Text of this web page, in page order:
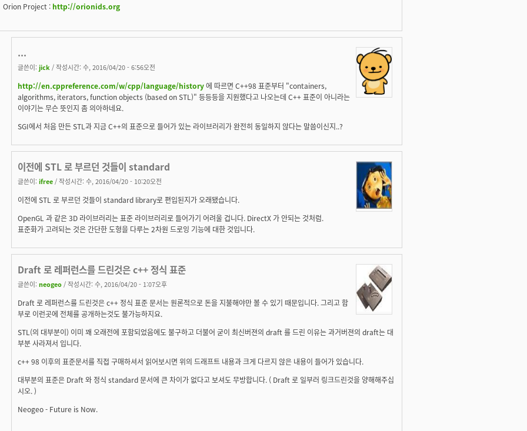
Orion Project : http://orionids.org
...
글쓴이: jick / 작성시간: 수, 2016/04/20 - 6:56오전
http://en.cppreference.com/w/cpp/language/history에 따르면 C++98 표준부터 "containers,
algorithms, iterators, function objects (based on STL)" 등등등을 지원했다고 나오는데 C++ 표준이 아니라는
이야기는 무슨 뜻인지 좀 의아하네요.
SGI에서 처음 만든 STL과 지금 C++의 표준으로 들어가 있는 라이브러리가 완전히 동일하지 않다는 말씀이신지..?
이전에 STL 로 부르던 것들이 standard
글쓴이: ifree / 작성시간: 수, 2016/04/20 - 10:20오전
이전에 STL 로 부르던 것들이 standard library로 편입된지가 오래됐습니다.
OpenGL 과 같은 3D 라이브러리는 표준 라이브러리로 들어가기 어려울 겁니다. DirectX 가 안되는 것처럼.
표준화가 고려되는 것은 간단한 도형을 다루는 2차원 드로잉 기능에 대한 것입니다.
Draft 로 레퍼런스를 드린것은 c++ 정식 표준
글쓴이: neogeo / 작성시간: 수, 2016/04/20 - 1:07오후
Draft 로 레퍼런스를 드린것은 c++ 정식 표준 문서는 원론적으로 돈을 지불해야만 볼 수 있기 때문입니다. 그리고 함
부로 이런곳에 전체를 공개하는것도 불가능하지요.
STL(의 대부분이) 이미 꽤 오래전에 포함되었음에도 불구하고 더불어 굳이 최신버젼의 draft 를 드린 이유는 과거버젼의 draft는 대
부분 사라져서 입니다.
c++ 98 이후의 표준문서를 직접 구매하셔서 읽어보시면 위의 드래프트 내용과 크게 다르지 않은 내용이 들어가 있습니다.
대부분의 표준은 Draft 와 정식 standard 문서에 큰 차이가 없다고 보셔도 무방합니다. ( Draft 로 일부러 링크드린것을 양해해주십
시오. )
Neogeo - Future is Now.